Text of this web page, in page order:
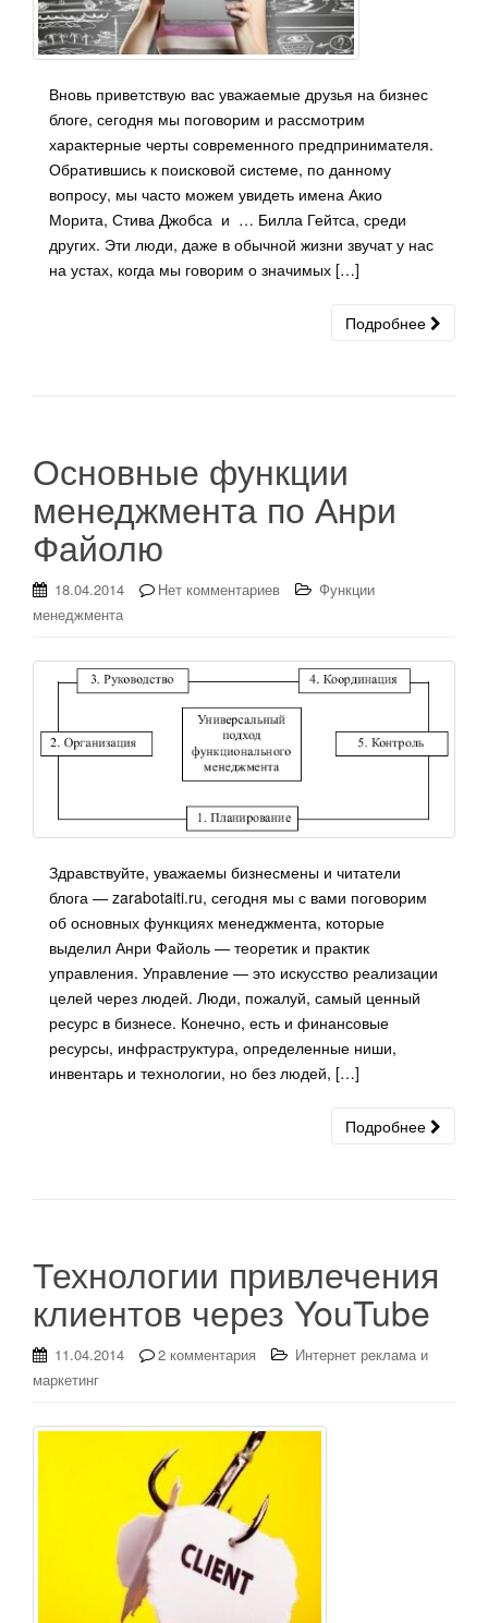
Вновь приветствую вас уважаемые друзья на бизнес
блоге, сегодня мы поговорим и рассмотрим
характерные черты современного предпринимателя.
Обратившись к поисковой системе, по данному
вопросу, мы часто можем увидеть имена Акио
Морита, Стива Джобса и … Билла Гейтса, среди
других. Эти люди, даже в обычной жизни звучат у нас
на устах, когда мы говорим о значимых […]
Подробнее
Основные функции
менеджмента по Анри
Файолю
18.04.2014 Нет комментариев
Функции
менеджмента
Здравствуйте, уважаемы бизнесмены и читатели
блога — zarabotaiti.ru, сегодня мы с вами поговорим
об основных функциях менеджмента, которые
выделил Анри Файоль — теоретик и практик
управления. Управление — это искусство реализации
целей через людей. Люди, пожалуй, самый ценный
ресурс в бизнесе. Конечно, есть и финансовые
ресурсы, инфраструктура, определенные ниши,
инвентарь и технологии, но без людей, […]
Подробнее
Технологии привлечения
клиентов через YouTube
11.04.2014 2 комментария
Интернет реклама и
маркетинг